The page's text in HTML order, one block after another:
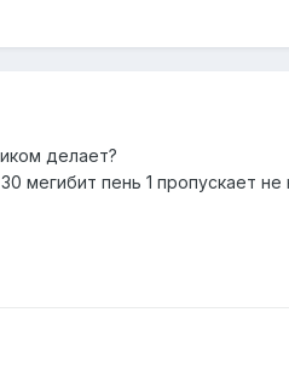
делает?
мегибит пень 1 пропускает не